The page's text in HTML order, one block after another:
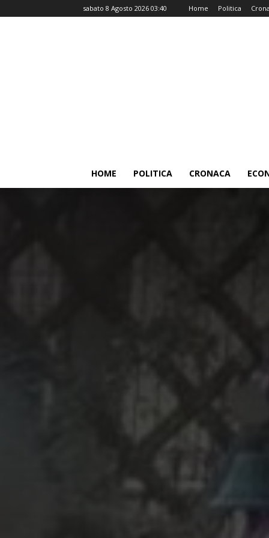
sabato 8 Agosto 2026 03:40 Home Politica
HOME POLITICA CRONACA